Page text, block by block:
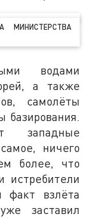
МИНИСТЕРСТВА
водами
а также
самолёты
базирования.
западные
ничего
более, что
истребители
взлёта
заставил